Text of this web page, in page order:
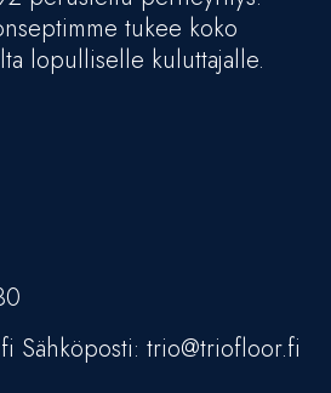
tukee koko
lopulliselle kuluttajalle.
Sähköposti: trio@triofloor.fi